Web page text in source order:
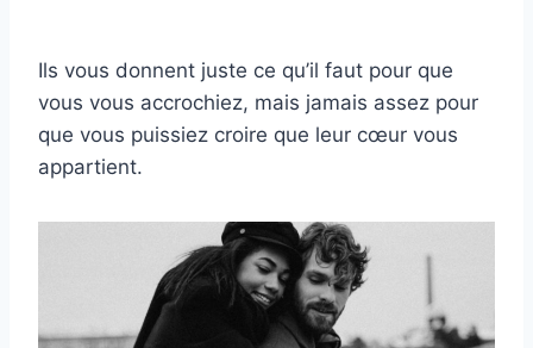
Ils vous donnent juste ce qu’il faut pour que
vous vous accrochiez, mais jamais assez pour
que vous puissiez croire que leur cœur vous
appartient.